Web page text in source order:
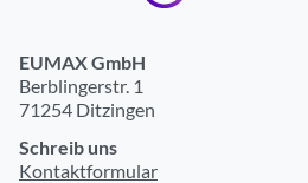
EUMAX GmbH
Berblingerstr. 1
71254 Ditzingen
Schreib uns
Kontaktformular